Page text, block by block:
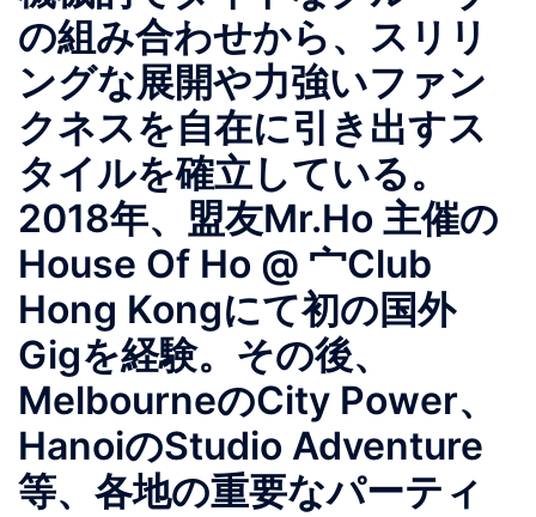
の組み合わせから、スリリ
ングな展開や力強いファン
クネスを自在に引き出すス
タイルを確立している。
2018年、盟友Mr.Ho 主催の
House Of Ho @ 宀Club
Hong Kongにて初の国外
Gigを経験。その後、
MelbourneのCity Power、
HanoiのStudio Adventure
等、各地の重要なパーティ